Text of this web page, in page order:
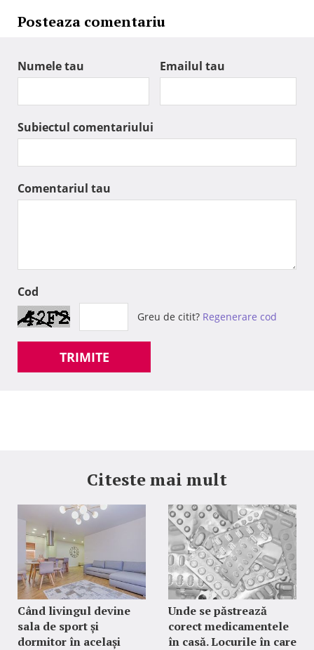
Posteaza comentariu
Numele tau Emailul tau
Subiectul comentariului
Comentariul tau
Cod
Greu de citit? Regenerare cod
TRIMITE
Citeste mai mult
Când livingul devine
sala de sport și
dormitor în același
Unde se păstrează
corect medicamentele
în casă. Locurile în care